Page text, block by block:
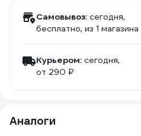
Самовывоз: сегодня,
бесплатно, из 1 магазина
Курьером: сегодня,
от 290 ₽
Аналоги